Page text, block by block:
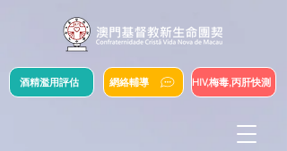
網絡輔導
酒精濫用評估 HIV,梅毒,丙肝快測